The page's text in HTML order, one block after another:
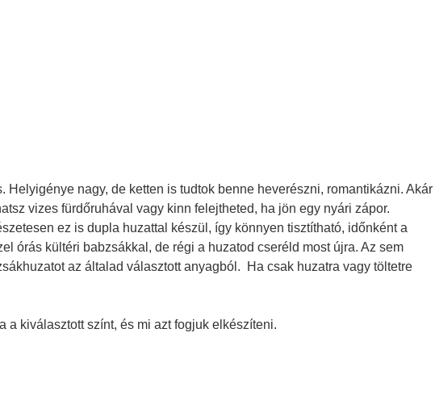
nagy, de ketten is tudtok benne heverészni, romantikázni. Akár
vizes fürdőruhával vagy kinn felejtheted, ha jön egy nyári zápor.
ez is dupla huzattal készül, így könnyen tisztítható, időnként a
órás kültéri babzsákkal, de régi a huzatod cseréld most újra. Az sem
az általad választott anyagból. Ha csak huzatra vagy töltetre
a kiválasztott színt, és mi azt fogjuk elkészíteni.